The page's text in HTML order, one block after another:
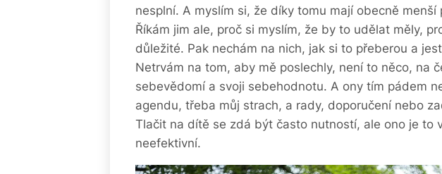
nesplní. A myslím si, že díky tomu mají obecně menší
Říkám jim ale, proč si myslím, že by to udělat měly,
důležité. Pak nechám na nich, jak si to přeberou a
Netrvám na tom, aby mě poslechly, není to něco, na
sebevědomí a svoji sebehodnotu. A ony tím pádem
agendu, třeba můj strach, a rady, doporučení nebo
Tlačit na dítě se zdá být často nutností, ale ono je to
neefektivní.